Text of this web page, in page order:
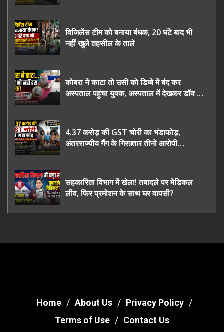
विजिलेंस टीम को बनाया बंधक, 20 घंटे बाद भी
नहीं खुले तहसील के ताले
कोबरा ने काटा तो उसी को डिब्बे में बंद कर
अस्पताल पहुंचा युवक, अस्पताल में देखकर डॉक्टर
4.37 करोड़ की GST चोरी का भंडाफोड़,
अंतरराज्यीय गैंग के गिरफ़्तार तीनो आरोपी
सहकारिता विभाग में खेला! तबादले पर मेडिकल
लीव, फिर प्रमोशन के साथ घर वापसी?
Home About Us
Privacy Policy
Terms of Use
Contact Us